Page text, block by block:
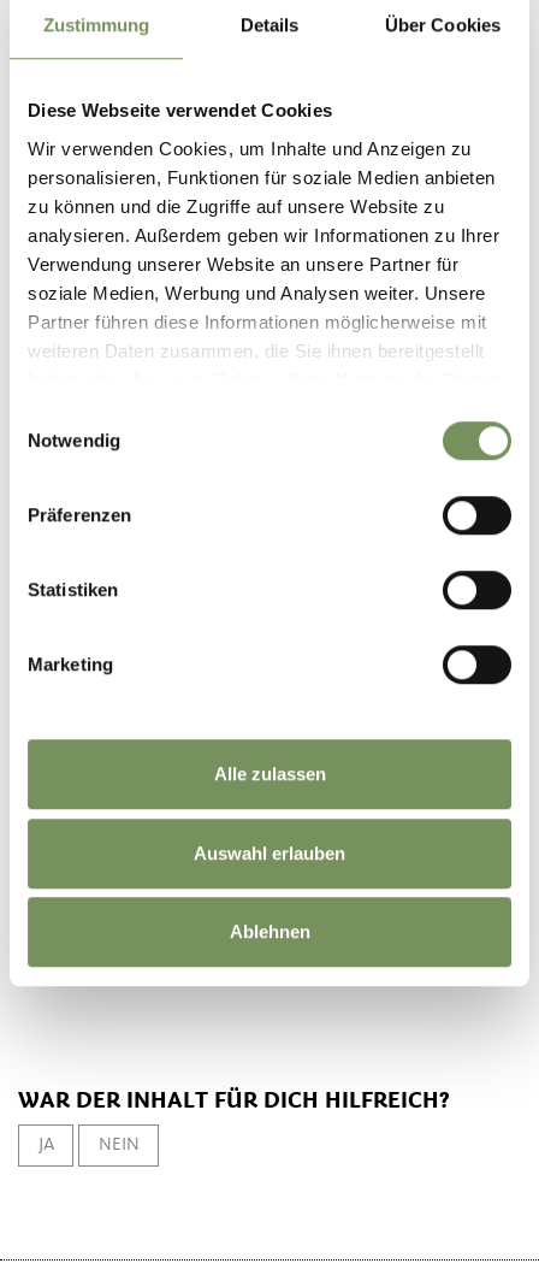
Zustimmung Details Über Cookies
Diese Webseite verwendet Cookies
Wir verwenden Cookies, um Inhalte und Anzeigen zu
personalisieren, Funktionen für soziale Medien anbieten
zu können und die Zugriffe auf unsere Website zu
analysieren. Außerdem geben wir Informationen zu Ihrer
Verwendung unserer Website an unsere Partner für
soziale Medien, Werbung und Analysen weiter. Unsere
Partner führen diese Informationen möglicherweise mit
weiteren Daten zusammen, die Sie ihnen bereitgestellt
Notwendig
Präferenzen
Statistiken
Marketing
Alle zulassen
Auswahl erlauben
Ablehnen
www.kellereimeran.it
T+39 0473 447137
info@kellereimeran.it
www.kellereimeran.it
T0473 447137
Preise
Erwachsene
25 €Kellerführung mit Sekt- und Weinverkostung
Treffpunkt
Anmeldung erforderlich
Veranstalter
Social Media
WAR DER INHALT FÜR DICH HILFREICH?
JA NEIN